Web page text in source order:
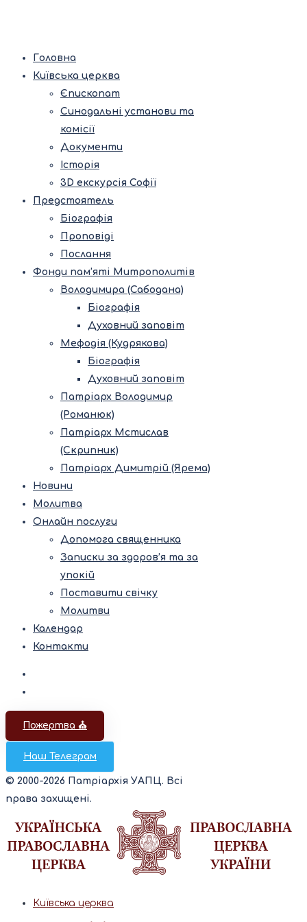
Головна
Київська церква
Єпископат
Синодальні установи та
комісії
Документи
Історія
3D екскурсія Софії
Предстоятель
Біографія
Проповіді
Послання
Фонди пам’яті Митрополитів
Володимира (Сабодана)
Біографія
Духовний заповіт
Мефодія (Кудрякова)
Біографія
Духовний заповіт
Патріарх Володимир
(Романюк)
Патріарх Мстислав
(Скрипник)
Патріарх Димитрій (Ярема)
Новини
Молитва
Онлайн послуги
Допомога священника
Записки за здоров’я та за
упокій
Поставити свічку
Молитви
Календар
Контакти
Пожертва ⛪️
Наш Телеграм
© 2000-2026 Патріархія УАПЦ. Всі
права захищені.
Київська церква